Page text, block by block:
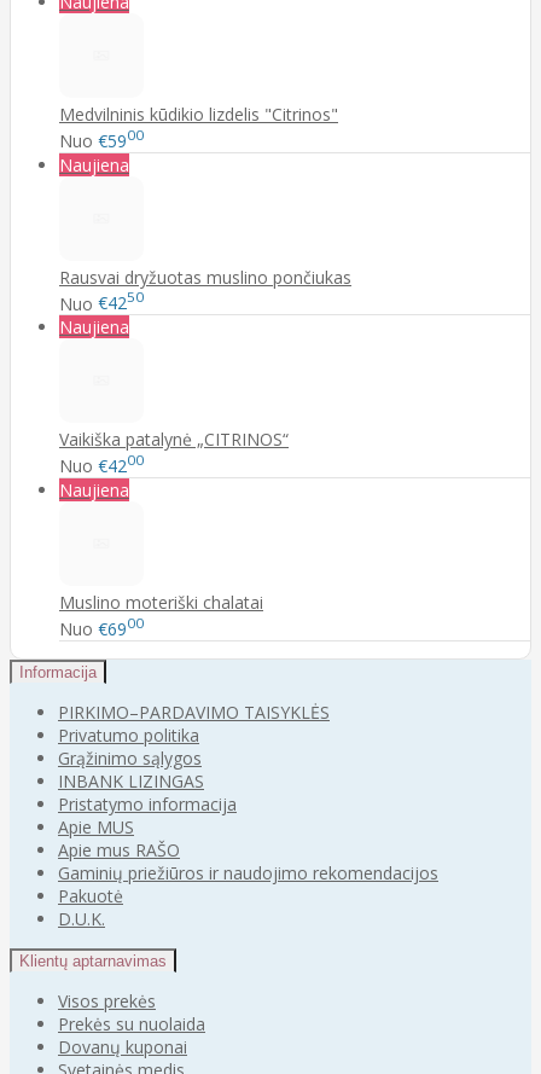
Medvilninis kūdikio lizdelis "Citrinos"
Nuo €5900
Naujiena
Rausvai dryžuotas muslino pončiukas
Nuo €4250
Naujiena
Vaikiška patalynė „CITRINOS“
Nuo €4200
Naujiena
Muslino moteriški chalatai
Nuo €6900
Informacija
PIRKIMO–PARDAVIMO TAISYKLĖS
Privatumo politika
Grąžinimo sąlygos
INBANK LIZINGAS
Pristatymo informacija
Apie MUS
Apie mus RAŠO
Gaminių priežiūros ir naudojimo rekomendacijos
Pakuotė
D.U.K.
Klientų aptarnavimas
Visos prekės
Prekės su nuolaida
Dovanų kuponai
Svetainės medis